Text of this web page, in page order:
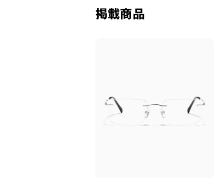
掲載商品